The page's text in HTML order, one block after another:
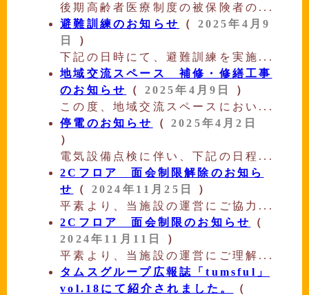
後期高齢者医療制度の被保険者の...
避難訓練のお知らせ
（ 2025年4月9
日
）
下記の日時にて、避難訓練を実施...
地域交流スペース 補修・修繕工事
のお知らせ
（ 2025年4月9日
）
この度、地域交流スペースにおい...
停電のお知らせ
（2025年4月2日
）
電気設備点検に伴い、下記の日程...
2Cフロア 面会制限解除のお知ら
せ
（ 2024年11月25日
）
平素より、当施設の運営にご協力...
2Cフロア 面会制限のお知らせ
（
2024年11月11日
）
平素より、当施設の運営にご理解...
タムスグループ広報誌「tumsful」
vol.18にて紹介されました。
（